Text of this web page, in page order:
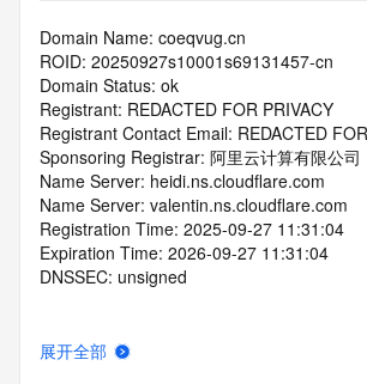
Domain Name: coeqvug.cn
ROID: 20250927s10001s69131457-cn
Domain Status: ok
Registrant: REDACTED FOR PRIVACY
Registrant Contact Email: REDACTED
Sponsoring Registrar: 阿里云计算有限公司
Name Server: heidi.ns.cloudflare.com
Name Server: valentin.ns.cloudflare.com
Registration Time: 2025-09-27 11:31:04
Expiration Time: 2026-09-27 11:31:04
DNSSEC: unsigned
展开全部